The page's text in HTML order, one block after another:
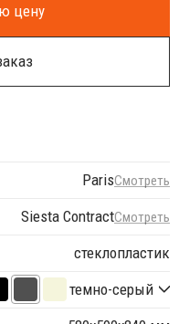
цену
ParisСмотреть
Siesta ContractСмотреть
стеклопластик
темно-серый